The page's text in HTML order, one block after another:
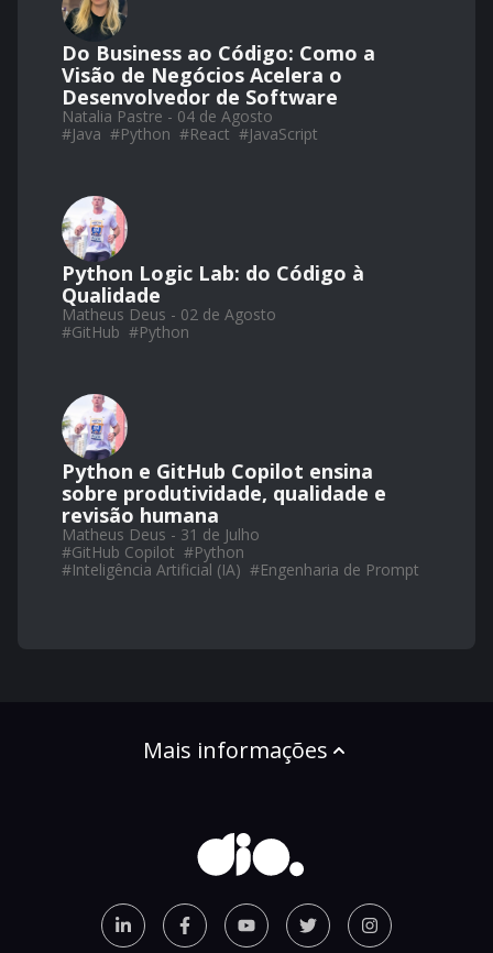
Do Business ao Código: Como a
Visão de Negócios Acelera o
Desenvolvedor de Software
Natalia Pastre - 04 de Agosto
#Java #Python #React #JavaScript
Python Logic Lab: do Código à
Qualidade
Matheus Deus - 02 de Agosto
#GitHub #Python
Python e GitHub Copilot ensina
sobre produtividade, qualidade e
revisão humana
Matheus Deus - 31 de Julho
#GitHub Copilot #Python
#Inteligência Artificial (IA) #Engenharia de Prompt
Mais informações